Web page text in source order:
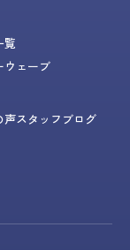
覧
ウェーブ
声スタッフブログ